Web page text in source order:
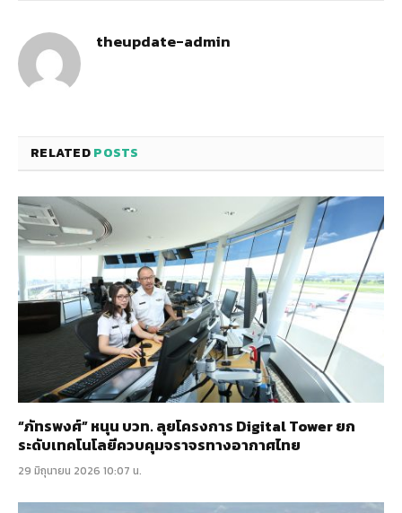
theupdate-admin
RELATEDPOSTS
“ภัทรพงศ์” หนุน บวท. ลุยโครงการ Digital Tower ยก
ระดับเทคโนโลยีควบคุมจราจรทางอากาศไทย
29 มิถุนายน 2026 10:07 น.